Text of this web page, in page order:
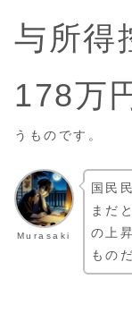
与所得
178万
うものです。
Murasaki
国民
まだ
の上
もの